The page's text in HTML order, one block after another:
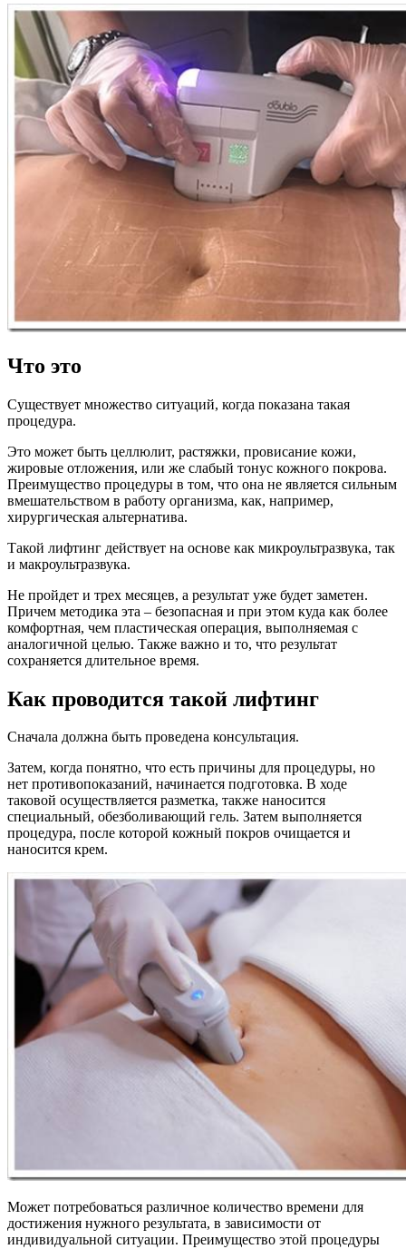
Что это
Существует множество ситуаций, когда показана такая
процедура.
Это может быть целлюлит, растяжки, провисание кожи,
жировые отложения, или же слабый тонус кожного покрова.
Преимущество процедуры в том, что она не является сильным
вмешательством в работу организма, как, например,
хирургическая альтернатива.
Такой лифтинг действует на основе как микроультразвука, так
и макроультразвука.
Не пройдет и трех месяцев, а результат уже будет заметен.
Причем методика эта – безопасная и при этом куда как более
комфортная, чем пластическая операция, выполняемая с
аналогичной целью. Также важно и то, что результат
сохраняется длительное время.
Как проводится такой лифтинг
Сначала должна быть проведена консультация.
Затем, когда понятно, что есть причины для процедуры, но
нет противопоказаний, начинается подготовка. В ходе
таковой осуществляется разметка, также наносится
специальный, обезболивающий гель. Затем выполняется
процедура, после которой кожный покров очищается и
наносится крем.
Может потребоваться различное количество времени для
достижения нужного результата, в зависимости от
индивидуальной ситуации. Преимущество этой процедуры